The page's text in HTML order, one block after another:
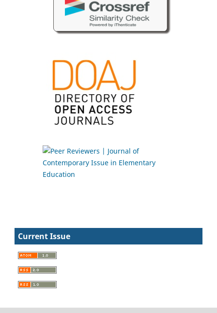
Current Issue